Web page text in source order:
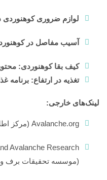
لوازم ضروری کوهنوردی در
آسیب مفاصل در
کیف بقا کوهنوردی:
تغذیه در ارتفاع: برنامه
لینک‌های خارجی:
Avalanche.org (مرکز
Avalanche Research
(موسسه تحقیقات برف